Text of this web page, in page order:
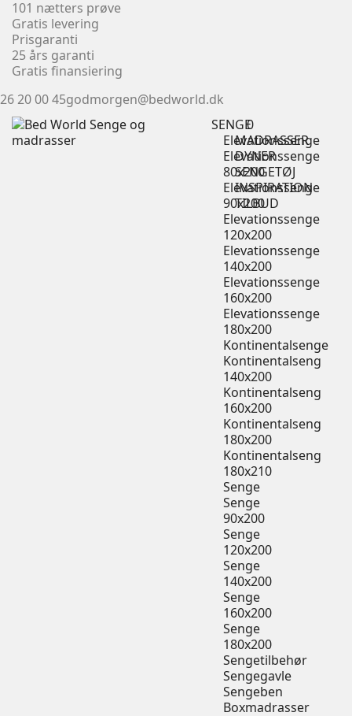
101 nætters prøve
Gratis levering
Prisgaranti
25 års garanti
Gratis finansiering
26 20 00 45godmorgen@bedworld.dk
SENGE
Elevationssenge
Elevationssenge
80x200
Elevationssenge
90x200
Elevationssenge
120x200
Elevationssenge
140x200
Elevationssenge
160x200
Elevationssenge
180x200
Kontinentalsenge
Kontinentalseng
140x200
Kontinentalseng
160x200
Kontinentalseng
180x200
Kontinentalseng
180x210
Senge
Senge
90x200
Senge
120x200
Senge
140x200
Senge
160x200
Senge
180x200
Sengetilbehør
Sengegavle
Sengeben
MADRASSER
Boxmadrasser
DYNER
SENGETØJ
INSPIRATION
TILBUD
0